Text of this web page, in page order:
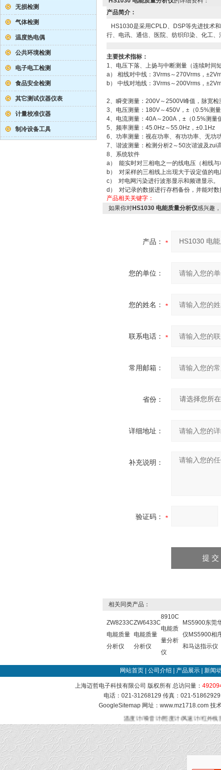
无损检测
气体检测
温度热电偶
公共环境检测
电子电工检测
食品安全检测
其它测试仪器仪表
计量校准仪器
制冷设备工具
产品简介：
HS1030是采用CPLD、DSP等先进技术
行、电讯、通信、医院、纺织印染、化工
主要技术指标：
1、电压下落、上扬与中断测量（连续时间
a） 相线对中线：3Vrms～270Vrms，
b） 中线对地线：3Vrms～200Vrms，
2、瞬变测量：200V～2500V峰值，脉宽检
3、电压测量：180V～450V，±（0.5%测
4、电流测量：40A～200A，±（0.5%测量
5、频率测量：45.0Hz～55.0Hz，±0.1Hz
6、功率测量：视在功率、有功功率、无功
7、谐波测量：检测分析2～50次谐波及zui
8、系统软件
a） 能实时对三相电之一的线电压（相线
b） 对采样的三相线上出现大于设定值的
c） 对电网污染进行波形显示和频谱显示。
d） 对记录的数据进行存档备份，并能对
产品相关关键字：
如果你对HS1030 电能质量分析仪感兴趣
产品：
您的单位：
您的姓名：
联系电话：
常用邮箱：
省份：
详细地址：
补充说明：
验证码：
相关同类产品：
ZW8233C
电能质量
分析仪
ZW6433C
电能质量
分析仪
8910C
电能质
量分析
仪
MS5900东莞
仪MS5900相
和马达指示仪
网站首页 公司介绍 产品展示 新闻
上海迈哲电子科技有限公司 版权所有 总访问量：
电话：021-31268129 传真：021-
GoogleSitemap网址：www.mz1718.com 技
温度计/噪音计/照度计/风速计/红外